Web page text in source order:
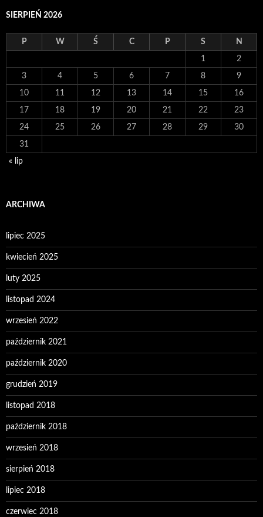
SIERPIEŃ 2026
P W Ś C P S N
1 2
3 4 5 6 7 8 9
10 11 12 13 14 15 16
17 18 19 20 21 22 23
24 25 26 27 28 29 30
31
« lip
ARCHIWA
lipiec 2025
kwiecień 2025
luty 2025
listopad 2024
wrzesień 2022
październik 2021
październik 2020
grudzień 2019
listopad 2018
październik 2018
wrzesień 2018
sierpień 2018
lipiec 2018
czerwiec 2018